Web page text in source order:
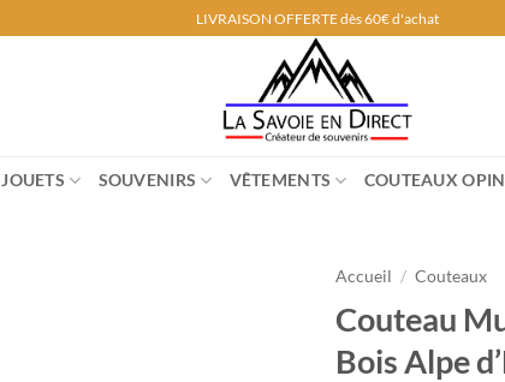
LIVRAISON OFFERTE dès 60€ d'achat
JOUETS SOUVENIRS VÊTEMENTS COUTEAUX
Accueil / Couteaux
Couteau
Bois Alpe